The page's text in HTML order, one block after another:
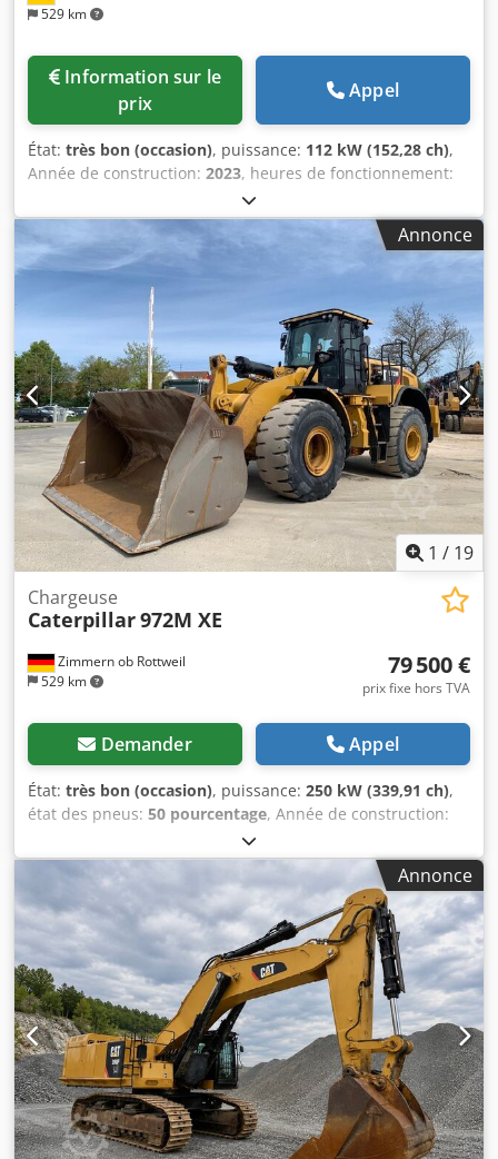
529 km
prix
Appel
État: très bon (occasion), puissance: 112 kW (152,28 ch),
Année de construction: 2023, heures de fonctionnement:
cabine, climatisation
M317-07B Année de fabrication : 2023 Heures de
fonctionnement : 2 198 heures Cabine fermée
Climatisation Radio Caméra de recul et caméras latérales
Flèche à extension variable Bras : 2,50 m Circuit
hydraulique complet (pour marteau, grappin, cisaille)
Système de changement rapide OQ70/55 1 godet Système
de lubrification centralisée Taille des pneus : 10.00-20,
usure d'environ 40 % Cedpfx Aoyi Tp Neiisha Support de
lame Moteur de 112 kW Conforme aux normes CE Poids en
ordre de marche : 18,4 tonnes.
Annonce
1 / 19
Zimmern ob Rottweil
529 km
Chargeuse
Caterpillar972M XE
79 500 €
prix fixe hors TVA
Demander Appel
État: très bon (occasion), puissance: 250 kW (339,91 ch),
état des pneus: 50 pourcentage, Année de construction:
, heures de fonctionnement:
climatisation, CATERPILLAR 972M XE Année de
fabrication : 2019 Csdpfxsy Nmrfo Aiisha Heures de
fonctionnement : 11 876 heures Cabine fermée
Climatisation Radio Caméra de recul Système de
lubrification centralisée Pneus Bridgestone, taille 26,5R25 :
usure d’environ 40 à 50 % Godet – 5 m³ Moteur CAT C9.3
de 250 kW Conforme aux normes CE Poids en ordre de
marche : 26 tonnes Révision récente effectuée par
Zeppelin
Annonce